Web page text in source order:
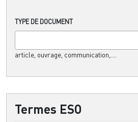
TYPE DE DOCUMENT
article, ouvrage, communication,....
Termes ESO